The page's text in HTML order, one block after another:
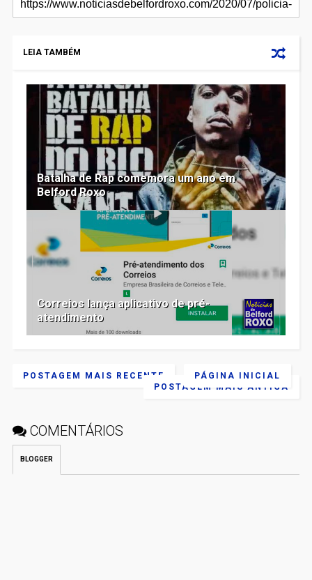
LEIA TAMBÉM
Batalha de Rap comemora um ano em
Belford Roxo
Correios lança aplicativo de pré-
atendimento
POSTAGEM MAIS RECENTE
POSTAGEM MAIS ANTIGA
PÁGINA INICIAL
COMENTÁRIOS
BLOGGER